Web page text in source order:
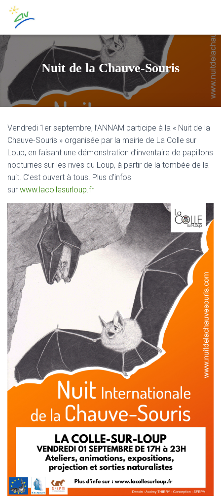
Nuit de la Chauve-Souris
Vendredi 1er septembre, l’ANNAM participe à la « Nuit de la
Chauve-Souris » organisée par la mairie de La Colle sur
Loup, en faisant une démonstration d’inventaire de papillons
nocturnes sur les rives du Loup, à partir de la tombée de la
nuit. C’est ouvert à tous. Plus d’infos
sur www.lacollesurloup.fr